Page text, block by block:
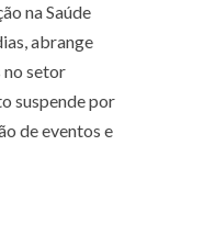
na Saúde
abrange
no setor
suspende por
de eventos e